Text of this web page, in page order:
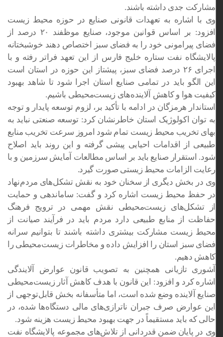
مشارکت جدی داشته باشند.
وی با اشاره به تعهدات قانونی صنایع در حوزه محیط زیست
افزود: بر اساس قوانین موجود، صنایع موظفند ۲۰ درصد از
فضای پیرامونی خود را به فضای سبز اختصاص دهند خوشبختانه
پالایشگاه نفت ستاره خلیج فارس از این تعهد فراتر رفته و با
اجرای ۲۶ درصد فضای سبز، پیشتاز این حوزه در استان است
این الگو باید در تمامی صنایع استان اجرا شود تا شاهد بهبود
کیفیت هوا و کاهش آلاینده‌های زیست‌محیطی باشیم.
استاندار هرمزگان در ادامه با تأکید بر، لزوم توسعه پایدار و توجه
به توان اکولوژیک استان خاطرنشان کرد: توسعه صنعتی نباید به
بهای تخریب محیط زیست تمام شود امروز سرعت تخریب منابع
طبیعی از اقدامات احیایی پیشی گرفته و این روند باید اصلاح
شود. استقرار صنایع باید بر اساس مطالعات آمایش سرزمین و با
رعایت الزامات محیط زیستی صورت گیرد.
وی در بخش دیگری از سخنان خود به نقش تشکل‌های مردم‌نهاد
در حفظ محیط زیست اشاره کرد و گفت: ساماندهی و حمایت
از تشکل‌های زیست‌محیطی نقش مهمی در ترویج فرهنگ
حفاظت از منابع طبیعی دارد مردم باید در فرآیند صیانت از
محیط زیست مشارکت بیشتری داشته باشند تا بتوانیم سرانه
فضای سبز استان را افزایش داده و مخاطرات زیست‌محیطی را
کاهش دهیم.
آشوری تازیانی همچنین به تصویب قانون عوارض آلایندگی
اشاره کرد و افزود: این قانون با هدف کاهش آثار زیست‌محیطی
صنایع آلاینده وضع شده است، اما متأسفانه بخش قابل‌توجهی از
این عوارض صرف جبران ناترازی‌های مالی دستگاه‌ها شده، در
حالی که باید مستقیماً در جهت بهبود محیط زیست هزینه شود.
وی در پایان ضمن قدردانی از تلاش‌های مجموعه پالایشگاه نفت